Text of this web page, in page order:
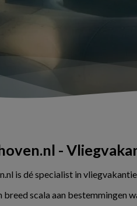
-
is dé specialist in
breed scala aan bestemmingen